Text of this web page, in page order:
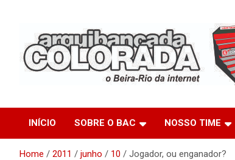
Arquibancada
INÍCIO SOBRE O BAC NOSSO TIME
Home 2011 junho 10 Jogador, ou enganador?